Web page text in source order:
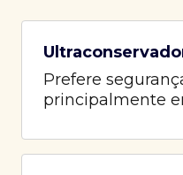
Prefere
principalmente